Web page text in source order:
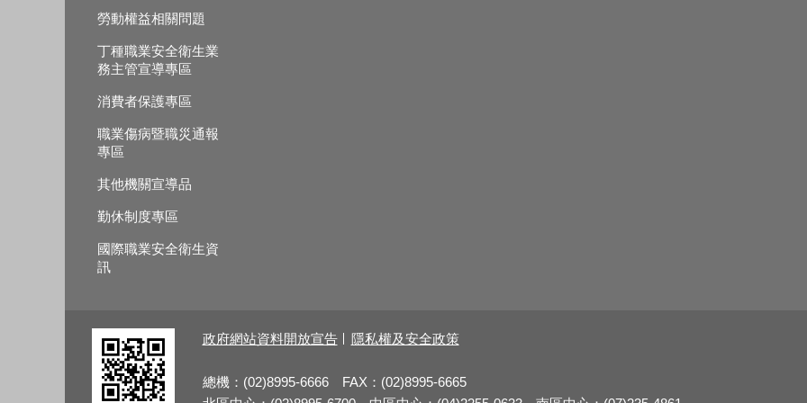
勞動權益相關問題
丁種職業安全衛生業
務主管宣導專區
消費者保護專區
職業傷病暨職災通報
專區
其他機關宣導品
勤休制度專區
國際職業安全衛生資
訊
政府網站資料開放宣告 隱私權及安全政策
總機：(02)8995-6666 FAX：(02)8995-6665